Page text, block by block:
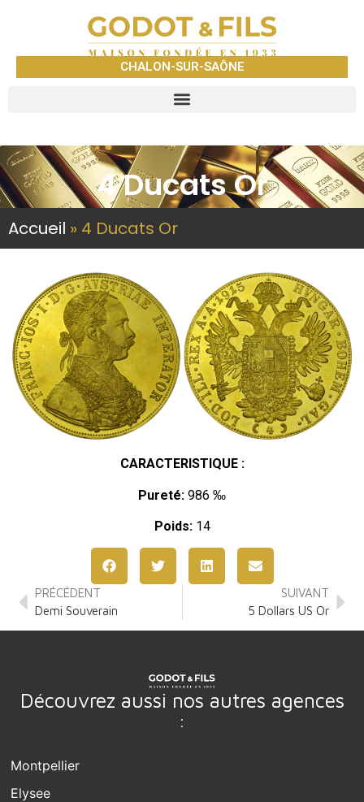
CHALON-SUR-SAÔNE
4 Ducats Or
Accueil » 4 Ducats Or
CARACTERISTIQUE :
Pureté: 986 ‰
Poids:14
PRÉCÉDENT
Demi Souverain
SUIVANT
5 Dollars US Or
Découvrez aussi nos autres agences
:
Montpellier
Elysee